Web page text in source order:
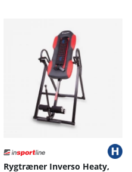
Rygtræner Inverso Heaty,